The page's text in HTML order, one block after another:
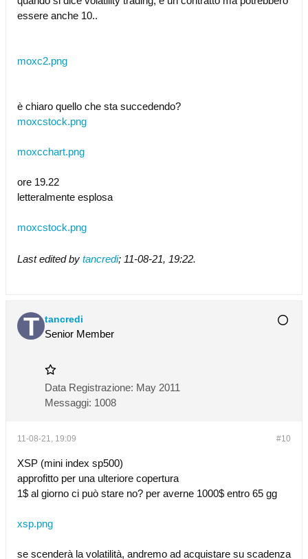
essere anche 10..
moxc2.png
è chiaro quello che sta succedendo?
moxcstock.png
moxcchart.png
ore 19.22
letteralmente esplosa
moxcstock.png
Last edited by tancredi; 11-08-21, 19:22.
tancredi
Senior Member
Data Registrazione: May 2011
Messaggi: 1008
#10
11-08-21, 19:09
XSP (mini index sp500)
approfitto per una ulteriore copertura
1$ al giorno ci può stare no? per averne 1000$ entro 65 gg
xsp.png
se scenderà la volatilità, andremo ad acquistare su scadenza